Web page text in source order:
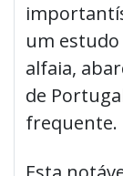
um
alfaia,
de
frequente.